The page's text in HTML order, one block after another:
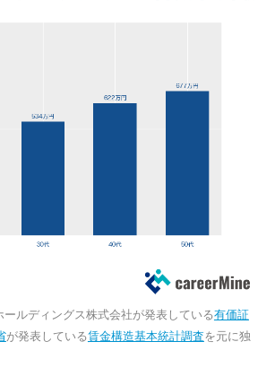
ルディングス株式会社が発表している有価証
が発表している賃金構造基本統計調査を元に独